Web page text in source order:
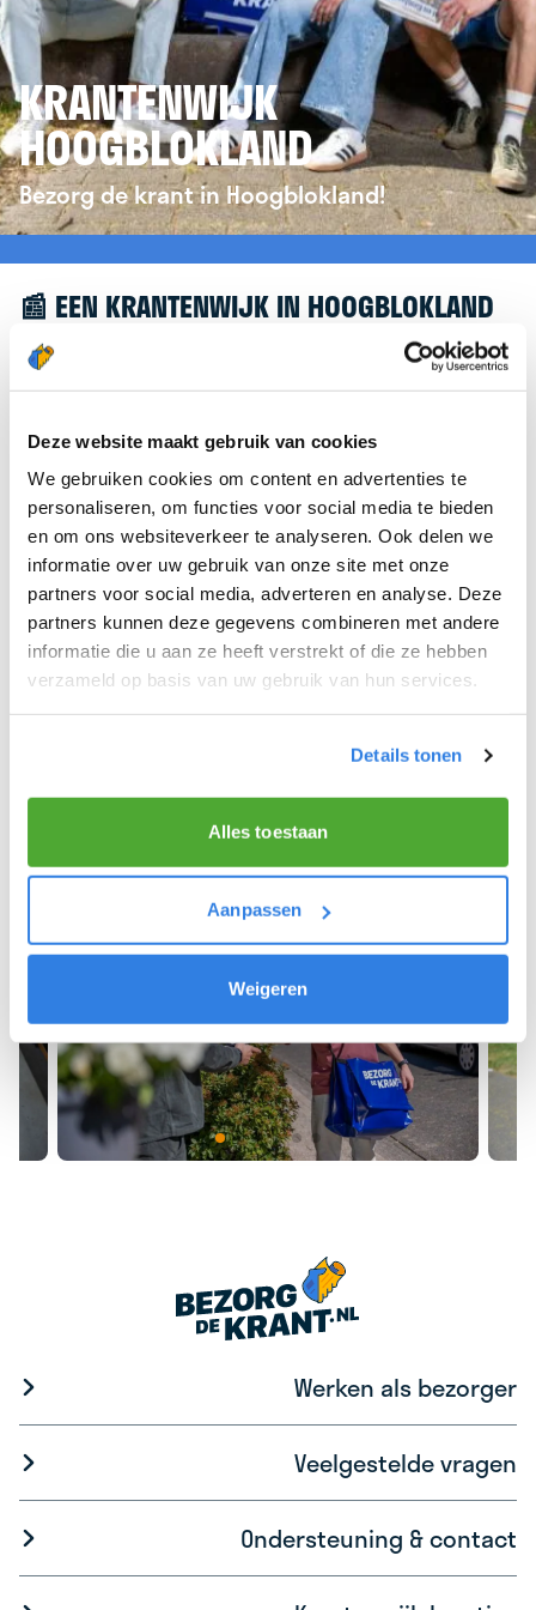
Deze website maakt gebruik van cookies
We gebruiken cookies om content en advertenties te
personaliseren, om functies voor social media te bieden
en om ons websiteverkeer te analyseren. Ook delen we
informatie over uw gebruik van onze site met onze
partners voor social media, adverteren en analyse. Deze
partners kunnen deze gegevens combineren met andere
informatie die u aan ze heeft verstrekt of die ze hebben
verzameld op basis van uw gebruik van hun services.
Details tonen
Alles toestaan
Aanpassen
Weigeren
KRANTENWIJK
HOOGBLOKLAND
Bezorg de krant in Hoogblokland!
📰 EEN KRANTENWIJK IN HOOGBLOKLAND
Leuk dat je geïnteresseerd bent in een
krantenwijk in Hoogblokland! Om je verder te
website vankrantenbezorgen.nl. Daar kun je je
eenvoudig aanmelden om de krant te bezorgen in
Hoogblokland.
We hopen dat je snel aan de slag kunt en wensen
je veel succes! 🚴‍♂️💨
Werken als bezorger
Veelgestelde vragen
Ondersteuning & contact